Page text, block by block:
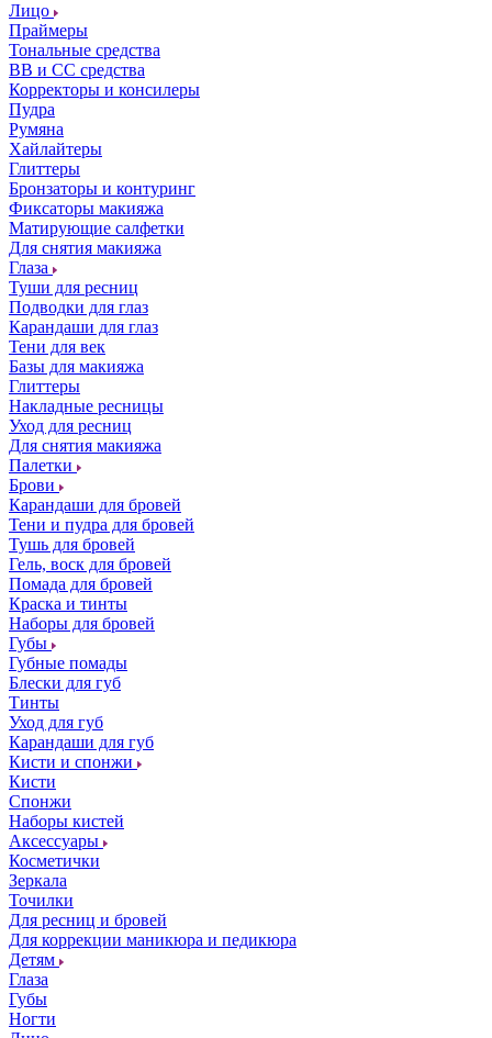
Лицо
Праймеры
Тональные средства
ВВ и СС средства
Корректоры и консилеры
Пудра
Румяна
Хайлайтеры
Глиттеры
Бронзаторы и контуринг
Фиксаторы макияжа
Матирующие салфетки
Для снятия макияжа
Глаза
Туши для ресниц
Подводки для глаз
Карандаши для глаз
Тени для век
Базы для макияжа
Глиттеры
Накладные ресницы
Уход для ресниц
Для снятия макияжа
Палетки
Брови
Карандаши для бровей
Тени и пудра для бровей
Тушь для бровей
Гель, воск для бровей
Помада для бровей
Краска и тинты
Наборы для бровей
Губы
Губные помады
Блески для губ
Тинты
Уход для губ
Карандаши для губ
Кисти и спонжи
Кисти
Спонжи
Наборы кистей
Аксессуары
Косметички
Зеркала
Точилки
Для ресниц и бровей
Для коррекции маникюра и педикюра
Детям
Глаза
Губы
Ногти